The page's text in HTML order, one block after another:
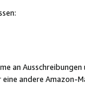
an Ausschreibungen
andere Amazon-